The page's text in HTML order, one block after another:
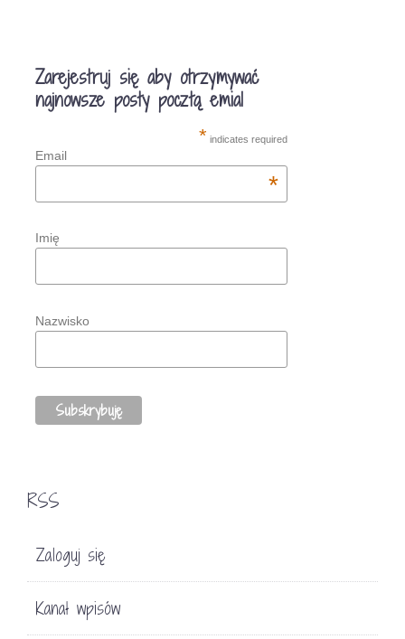
Zarejestruj się aby otrzymywać
najnowsze posty pocztą emial
* indicates required
Email
*
Imię
Nazwisko
RSS
Zaloguj się
Kanał wpisów